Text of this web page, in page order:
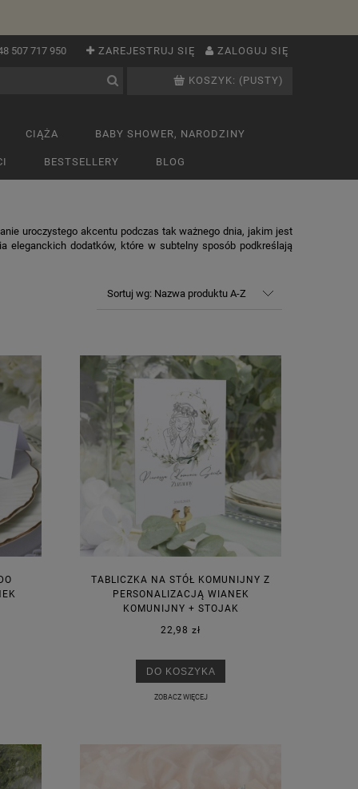
ZAREJESTRUJ SIĘ ZALOGUJ SIĘ
507 717 950
KOSZYK: (PUSTY)
CIĄŻA BABY SHOWER, NARODZINY
BESTSELLERY BLOG
uroczystego akcentu podczas tak ważnego dnia, jakim jest
eleganckich dodatków, które w subtelny sposób podkreślają
Sortuj wg: Nazwa produktu A-Z
TABLICZKA NA STÓŁ KOMUNIJNY Z
PERSONALIZACJĄ WIANEK
KOMUNIJNY + STOJAK
22,98 zł
DO KOSZYKA
ZOBACZ WIĘCEJ